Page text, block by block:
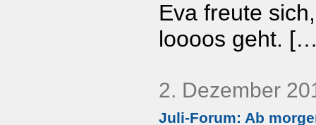
Eva freute
loooos geht.
2. Dezember
Juli-Forum: Ab